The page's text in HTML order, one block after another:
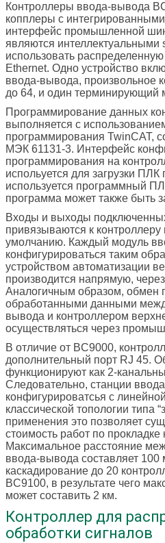
Контроллеры ввода-вывода
копплеры с
интерфейс промышленной
являются интеллектуальными
использовать
Ethernet. Одно устройство
ввода-вывода, произвольное
до 64, и один терминирующий
Программирование данных
выполняется с
программирования TwinCAT,
МЭК 61131-3. Интерфейс
программирования на
испольуется для загрузки
используется программный
программа может также быть
Входы и выходы
привязываются к контроллеру
умолчанию. Каждый модуль
конфигурироваться таким
устройством автоматизации
производится напрямую,
Аналогичным образом, обмен
обработанными данными
вывода и контроллером
осуществляться через
В отличие от BC9000,
дополнительный порт RJ 45.
функционируют как 2-
Следовательно, станции
конфигурироватсья с
классической топологии типа
применения это позволяет
стоимость работ по прокладке
Максимальное расстояние
ввода-вывода составляет
каскадирование до 20
BC9100, в результате чего
может составить 2 км.
Контроллер для
обработки сигналов